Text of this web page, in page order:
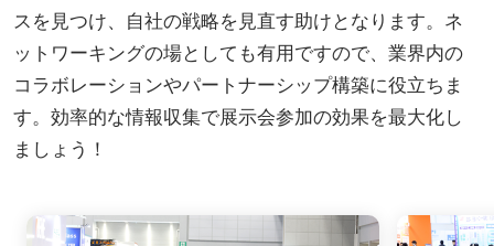
スを見つけ、自社の戦略を見直す助けとなります。ネ
ットワーキングの場としても有用ですので、業界内の
コラボレーションやパートナーシップ構築に役立ちま
す。効率的な情報収集で展示会参加の効果を最大化し
ましょう！